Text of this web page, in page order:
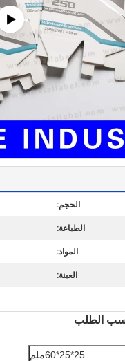
الحجم:
الطباعة:
المواد:
العينة:
25*25*60ملم